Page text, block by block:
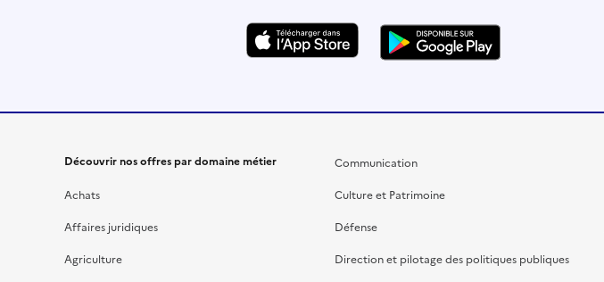
Découvrir nos offres par domaine métier
Achats
Affaires juridiques
Agriculture
Communication
Culture et Patrimoine
Défense
Direction et pilotage des politiques publiques